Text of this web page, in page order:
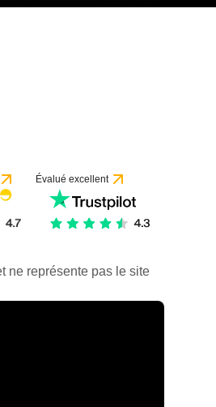
Évalué excellent
ne représente pas le site